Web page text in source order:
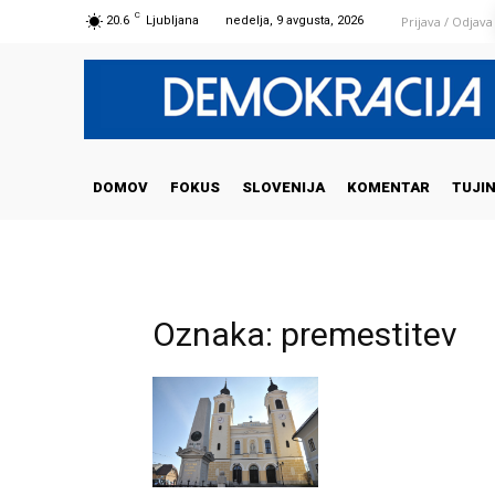
20.6 C Ljubljana nedelja, 9 avgusta, 2026 Prijava / Odjava
DOMOV FOKUS SLOVENIJA KOMENTAR
Oznaka: premestitev